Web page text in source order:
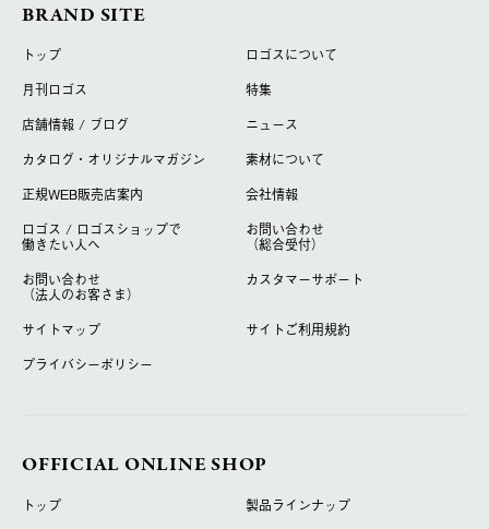
BRAND SITE
トップ
ロゴスについて
月刊ロゴス
特集
店舗情報 / ブログ
ニュース
カタログ・オリジナルマガジン
素材について
正規WEB販売店案内
会社情報
ロゴス / ロゴスショップで
働きたい人へ
お問い合わせ
（総合受付）
お問い合わせ
（法人のお客さま）
カスタマーサポート
サイトマップ
サイトご利用規約
プライバシーポリシー
OFFICIAL ONLINE SHOP
トップ
製品ラインナップ